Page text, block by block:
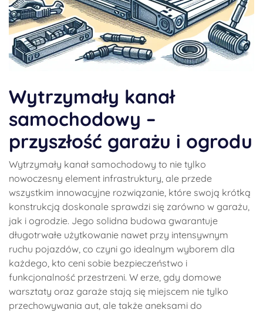
Wytrzymały kanał
samochodowy –
przyszłość garażu i ogrodu
Wytrzymały kanał samochodowy to nie tylko
nowoczesny element infrastruktury, ale przede
wszystkim innowacyjne rozwiązanie, które swoją krótką
konstrukcją doskonale sprawdzi się zarówno w garażu,
jak i ogrodzie. Jego solidna budowa gwarantuje
długotrwałe użytkowanie nawet przy intensywnym
ruchu pojazdów, co czyni go idealnym wyborem dla
każdego, kto ceni sobie bezpieczeństwo i
funkcjonalność przestrzeni. W erze, gdy domowe
warsztaty oraz garaże stają się miejscem nie tylko
przechowywania aut, ale także aneksami do